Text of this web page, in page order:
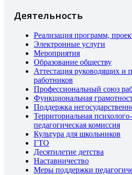
Деятельность
Реализация программ,
Электронные услуги
Мероприятия
Образование обществу
Аттестация руководящих и
работников
Профессиональный союз
Функциональная
Поддержка
Территориальная
педагогическая комиссия
Культура для школьников
ГТО
Десятилетие детства
Наставничество
Меры поддержки